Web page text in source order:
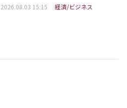
2026.08.03 15:15 経済/ビジネス